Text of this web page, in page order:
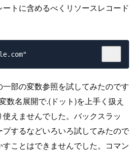
トに含めるべくリソースレコード
部の変数参照を試してみたのです
数名展開で.(ドット)を上手く扱え
えませんでした。バックスラッ
するなどいろいろ試してみたので
ことはできませんでした。コマン